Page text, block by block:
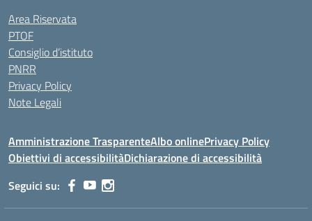
Area Riservata
PTOF
Consiglio d’istituto
PNRR
Privacy Policy
Note Legali
Amministrazione TrasparenteAlbo onlinePrivacy Policy
Obiettivi di accessibilitàDichiarazione di accessibilità
Seguici su: